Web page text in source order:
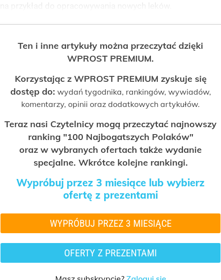
Ten i inne artykuły można przeczytać dzięki
WPROST PREMIUM.
Korzystając z WPROST PREMIUM zyskuje się
dostęp do: wydań tygodnika, rankingów, wywiadów,
komentarzy, opinii oraz dodatkowych artykułów.
Teraz nasi Czytelnicy mogą przeczytać najnowszy
ranking "100 Najbogatszych Polaków"
oraz w wybranych ofertach także wydanie
specjalne. Wkrótce kolejne rankingi.
Wypróbuj przez 3 miesiące lub wybierz
ofertę z prezentami
WYPRÓBUJ PRZEZ 3 MIESIĄCE
OFERTY Z PREZENTAMI